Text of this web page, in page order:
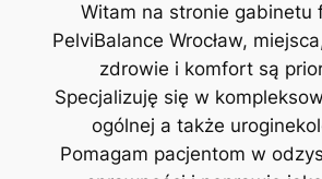
Witam na stronie gabinetu
PelviBalance Wrocław,
zdrowie i komfort są
Specjalizuję się w
ogólnej a także
Pomagam pacjentom w